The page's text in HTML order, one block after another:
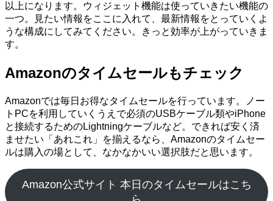
以上になります。ウィジェット機能は使っていきたい機能の
一つ。見たい情報をここに入れて、最新情報をとっていくよ
うな構成にしてみてください。きっと効率が上がっていきま
す。
Amazonのタイムセールもチェック
Amazonでは毎日お得なタイムセールを行っています。ノー
トPCを利用していくうえで必須のUSBケーブル類やiPhone
と接続するためのLightningケーブルなど。できれば安く済
ませたい「あれこれ」を揃えるなら、Amazonのタイムセー
ルは購入の場として、なかなかいい選択肢だと思います。
Amazon公式サイト 本日のタイムセールはこち